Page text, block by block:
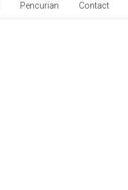
Pencurian Contact